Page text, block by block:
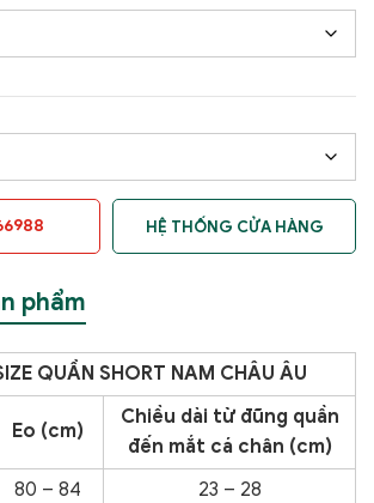
HỆ THỐNG CỬA HÀNG
phẩm
QUẦN SHORT NAM CHÂU ÂU
Eo (cm)
Chiều dài từ đũng quần
đến mắt cá chân (cm)
80 – 84
23 – 28